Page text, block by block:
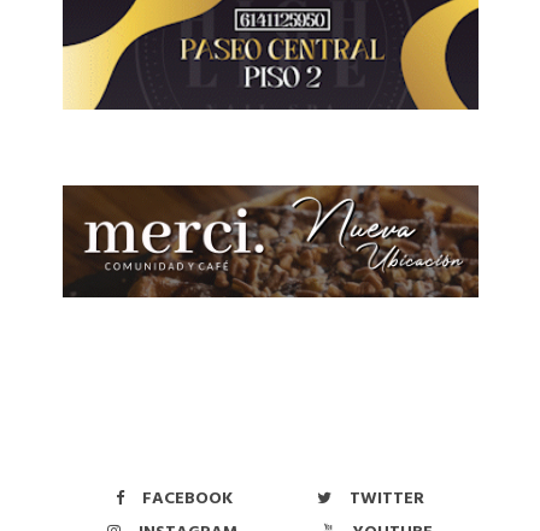
FACEBOOK
TWITTER